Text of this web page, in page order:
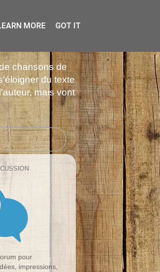
chansons de
du texte
mais vont
pour
impressions,
MORE GOT IT